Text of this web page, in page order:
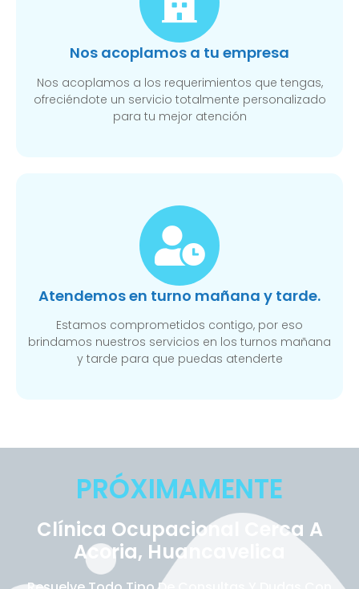
Nos acoplamos a tu empresa
Nos acoplamos a los requerimientos que tengas,
ofreciéndote un servicio totalmente personalizado
para tu mejor atención
Atendemos en turno mañana y tarde.
Estamos comprometidos contigo, por eso
brindamos nuestros servicios en los turnos mañana
y tarde para que puedas atenderte
PRÓXIMAMENTE
Clínica Ocupacional Cerca A
Acoria, Huancavelica